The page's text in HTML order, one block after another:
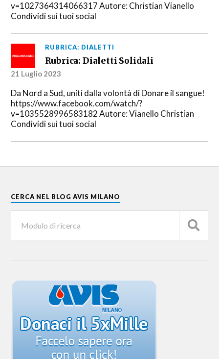
v=1027364314066317 Autore: Christian Vianello
Condividi sui tuoi social
RUBRICA: DIALETTI
Rubrica: Dialetti Solidali
21 Luglio 2023
Da Nord a Sud, uniti dalla volontà di Donare il sangue!
https://www.facebook.com/watch/?
v=1035528996583182 Autore: Vianello Christian
Condividi sui tuoi social
CERCA NEL BLOG AVIS MILANO